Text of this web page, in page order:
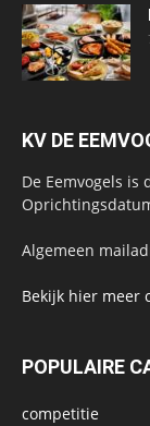
KV DE
De Eemvogels is
Algemeen
Bekijk hier meer
POPULAIRE
competitie